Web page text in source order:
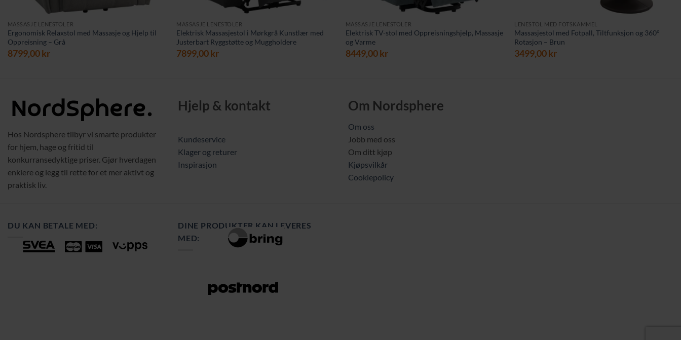
MASSASJE LENESTOLER
Ergonomisk Relaxstol med Massasje og Hjelp til
Oppreisning – Grå
8799,00kr
MASSASJE LENESTOLER
Elektrisk Massasjestol i Mørkgrå Kunstlær med
Justerbart Ryggstøtte og Muggholdere
7899,00kr
MASSASJE LENESTOLER
Elektrisk TV-stol med Oppreisningshjelp, Massasje
og Varme
8449,00kr
LENESTOL MED FOTSKAMMEL
Massasjestol med Fotpall, Tiltfunksjon og 360°
Rotasjon – Brun
3499,00kr
Hos Nordsphere tilbyr vi smarte produkter
for hjem, hage og fritid til
konkurransedyktige priser. Gjør hverdagen
enklere og legg til rette for et mer aktivt og
praktisk liv.
Hjelp & kontakt
Kundeservice
Klager og returer
Inspirasjon
Om Nordsphere
Om oss
Jobb med oss
Om ditt kjøp
Kjøpsvilkår
Cookiepolicy
DU KAN BETALE MED:
DINE PRODUKTER KAN LEVERES
MED: